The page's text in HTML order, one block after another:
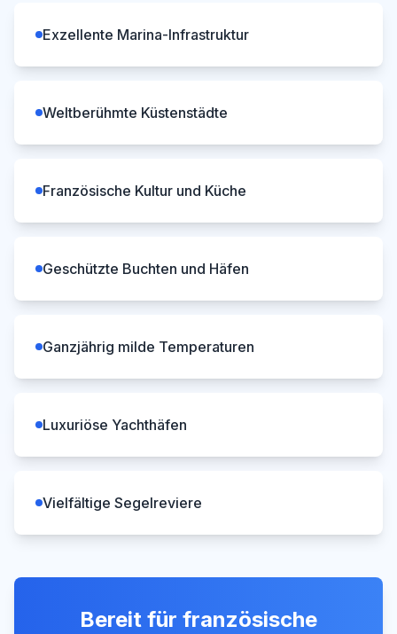
Exzellente Marina-Infrastruktur
Weltberühmte Küstenstädte
Französische Kultur und Küche
Geschützte Buchten und Häfen
Ganzjährig milde Temperaturen
Luxuriöse Yachthäfen
Vielfältige Segelreviere
Bereit für französische